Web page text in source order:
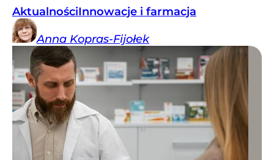
AktualnościInnowacje i farmacja
Anna Kopras-Fijołek